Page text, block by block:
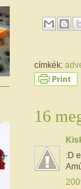
címkék:
16
:D